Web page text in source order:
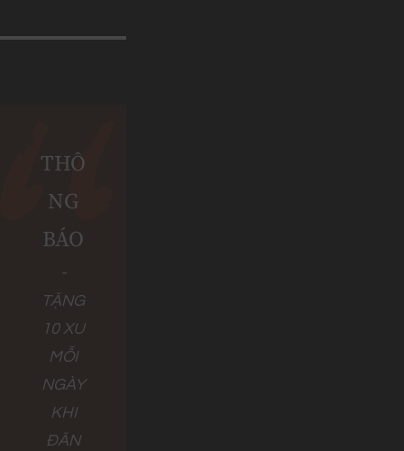
THÔ
NG
BÁO
-
TẶNG
10 XU
MỖI
NGÀY
KHI
ĐĂN